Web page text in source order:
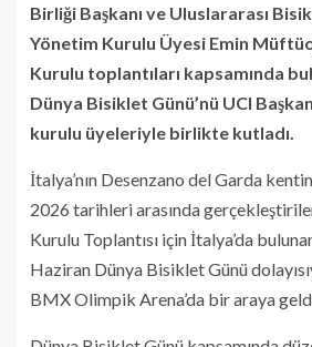
Birliği Başkanı ve Uluslararası
Yönetim Kurulu Üyesi Emin
Kurulu toplantıları kapsamında
Dünya Bisiklet Günü’nü UCI
kurulu üyeleriyle birlikte kutladı.
İtalya’nın Desenzano del Garda
2026 tarihleri arasında
Kurulu Toplantısı için İtalya’da
Haziran Dünya Bisiklet Günü
BMX Olimpik Arena’da bir araya